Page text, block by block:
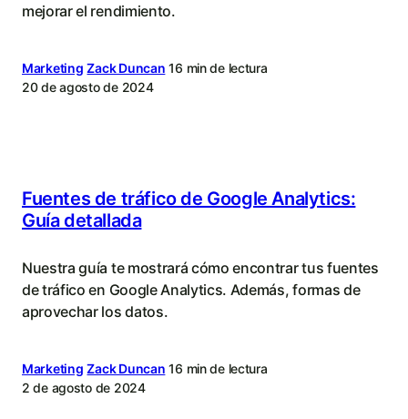
mejorar el rendimiento.
Marketing Zack Duncan 16 min de lectura
20 de agosto de 2024
Fuentes de tráfico de Google Analytics:
Guía detallada
Nuestra guía te mostrará cómo encontrar tus fuentes
de tráfico en Google Analytics. Además, formas de
aprovechar los datos.
Marketing Zack Duncan 16 min de lectura
2 de agosto de 2024